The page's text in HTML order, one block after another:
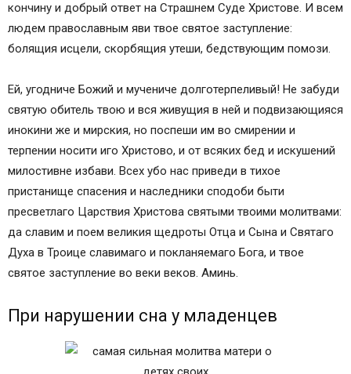
кончину и добрый ответ на Страшнем Суде Христове. И всем
людем православным яви твое святое заступление:
болящия исцели, скорбящия утеши, бедствующим помози.
Ей, угодниче Божий и мучениче долготерпеливый! Не забуди
святую обитель твою и вся живущия в ней и подвизающияся
инокини же и мирския, но поспеши им во смирении и
терпении носити иго Христово, и от всяких бед и искушений
милостивне избави. Всех убо нас приведи в тихое
пристанище спасения и наследники сподоби быти
пресветлаго Царствия Христова святыми твоими молитвами:
да славим и поем великия щедроты Отца и Сына и Святаго
Духа в Троице славимаго и покланяемаго Бога, и твое
святое заступление во веки веков. Аминь.
При нарушении сна у младенцев